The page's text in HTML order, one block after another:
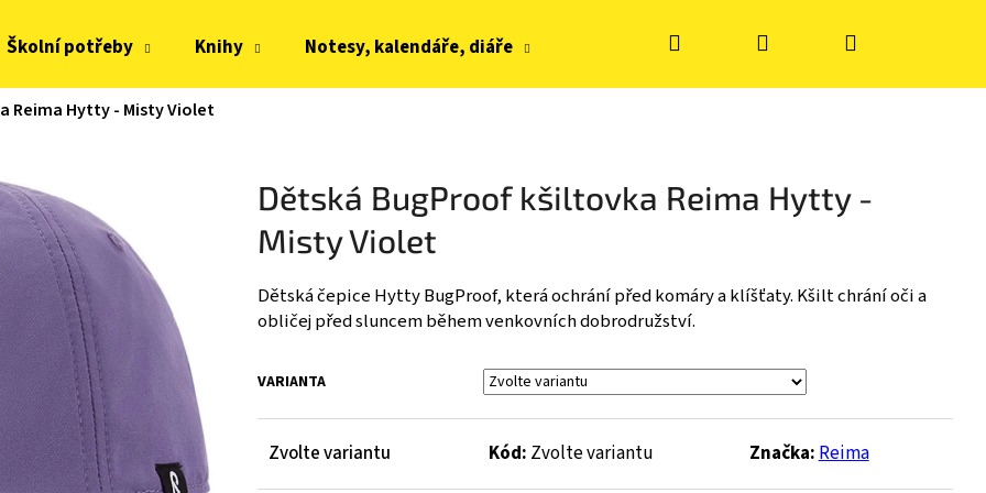
Školní potřeby Knihy Notesy, kalendáře, diáře Hračky, tvoření Doplňky k obuvi
Hledat PřihlášeníNákupní
Reima Hytty - Misty Violet
Dětská BugProof kšiltovka Reima Hytty -
Misty Violet
Dětská čepice Hytty BugProof, která ochrání před komáry a klíšťaty. Kšilt chrání oči a
obličej před sluncem během venkovních dobrodružství.
VARIANTA
Zvolte variantu Kód: Zvolte variantu Značka:Reima
Co potřebujete najít?
HLEDAT
Doporučujeme
JOMA HORIZON JUNIOR BAREFOOT 2604